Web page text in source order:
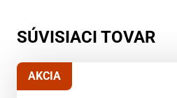
SÚVISIACI TOVAR
AKCIA